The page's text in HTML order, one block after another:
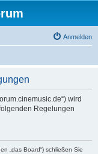
Anmelden
wird
Regelungen
„das Board“) schließen Sie